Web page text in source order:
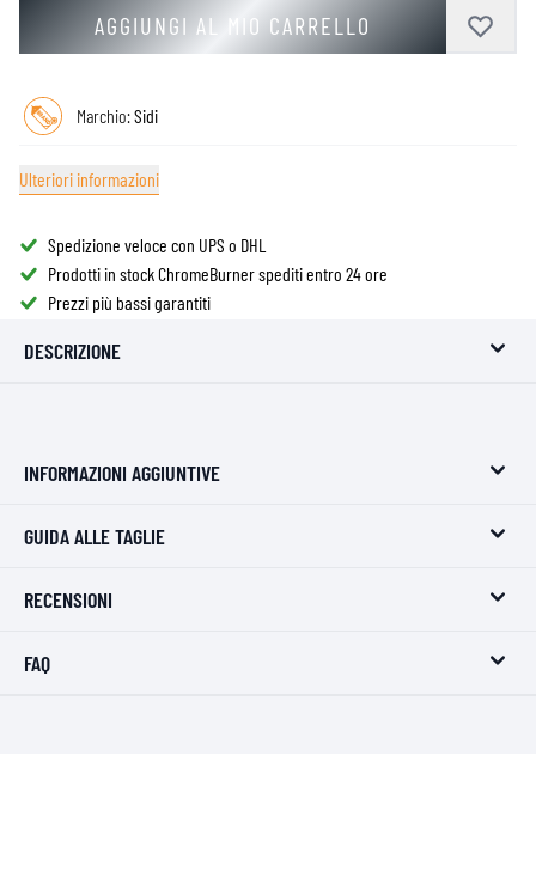
AGGIUNGI AL MIO CARRELLO
Marchio:Sidi
Ulteriori informazioni
Spedizione veloce con UPS o DHL
Prodotti in stock ChromeBurner spediti entro 24 ore
Prezzi più bassi garantiti
DESCRIZIONE
INFORMAZIONI AGGIUNTIVE
GUIDA ALLE TAGLIE
RECENSIONI
FAQ